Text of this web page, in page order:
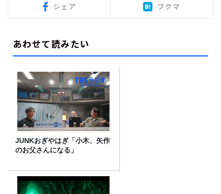
シェア ブクマ
あわせて読みたい
JUNKおぎやはぎ「小木、矢作
のお父さんになる」